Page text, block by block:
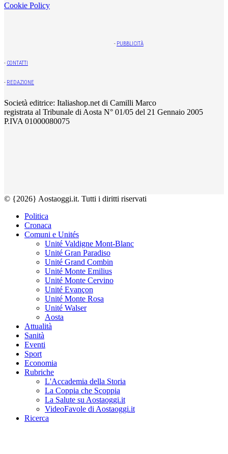
Cookie Policy
- PUBBLICITÀ
- CONTATTI
- REDAZIONE
Società editrice: Italiashop.net di Camilli Marco
registrata al Tribunale di Aosta N° 01/05 del 21 Gennaio 2005
P.IVA 01000080075
© {2026} Aostaoggi.it. Tutti i diritti riservati
Politica
Cronaca
Comuni e Unités
Unité Valdigne Mont-Blanc
Unité Gran Paradiso
Unité Grand Combin
Unité Monte Emilius
Unité Monte Cervino
Unité Evançon
Unité Monte Rosa
Unité Walser
Aosta
Attualità
Sanità
Eventi
Sport
Economia
Rubriche
L'Accademia della Storia
La Coppia che Scoppia
La Salute su Aostaoggi.it
VideoFavole di Aostaoggi.it
Ricerca